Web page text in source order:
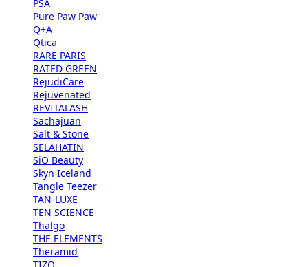
PSA
Pure Paw Paw
Q+A
Qtica
RARE PARIS
RATED GREEN
RejudiCare
Rejuvenated
REVITALASH
Sachajuan
Salt & Stone
SELAHATIN
SiO Beauty
Skyn Iceland
Tangle Teezer
TAN-LUXE
TEN SCIENCE
Thalgo
THE ELEMENTS
Theramid